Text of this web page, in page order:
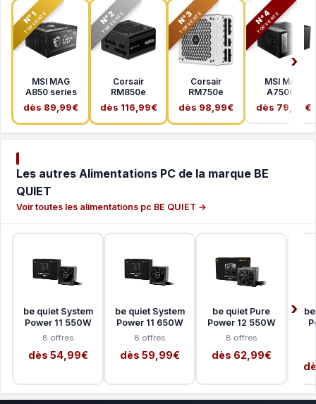
N°1
TOP VENTE
MSI MAG
A850 series
dès 89,99€
N°2
TOP VENTE
Corsair
RM850e
dès 116,99€
N°3
TOP VENTE
Corsair
RM750e
dès 98,99€
N°4
TOP VENTE
MSI MAG
A750GL
dès 79,99€
Les autres Alimentations PC de la marque BE
QUIET
Voir toutes les alimentations pc BE QUIET →
be quiet System
Power 11 550W
8 offres
dès 54,99€
be quiet System
Power 11 650W
8 offres
dès 59,99€
be quiet Pure
Power 12 550W
8 offres
dès 62,99€